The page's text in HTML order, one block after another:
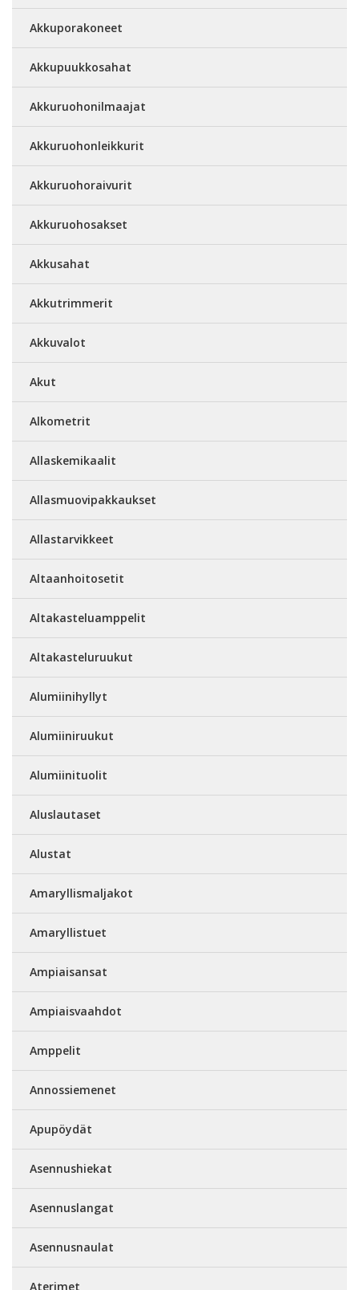
Akkuporakoneet
Akkupuukkosahat
Akkuruohonilmaajat
Akkuruohonleikkurit
Akkuruohoraivurit
Akkuruohosakset
Akkusahat
Akkutrimmerit
Akkuvalot
Akut
Alkometrit
Allaskemikaalit
Allasmuovipakkaukset
Allastarvikkeet
Altaanhoitosetit
Altakasteluamppelit
Altakasteluruukut
Alumiinihyllyt
Alumiiniruukut
Alumiinituolit
Aluslautaset
Alustat
Amaryllismaljakot
Amaryllistuet
Ampiaisansat
Ampiaisvaahdot
Amppelit
Annossiemenet
Apupöydät
Asennushiekat
Asennuslangat
Asennusnaulat
Aterimet